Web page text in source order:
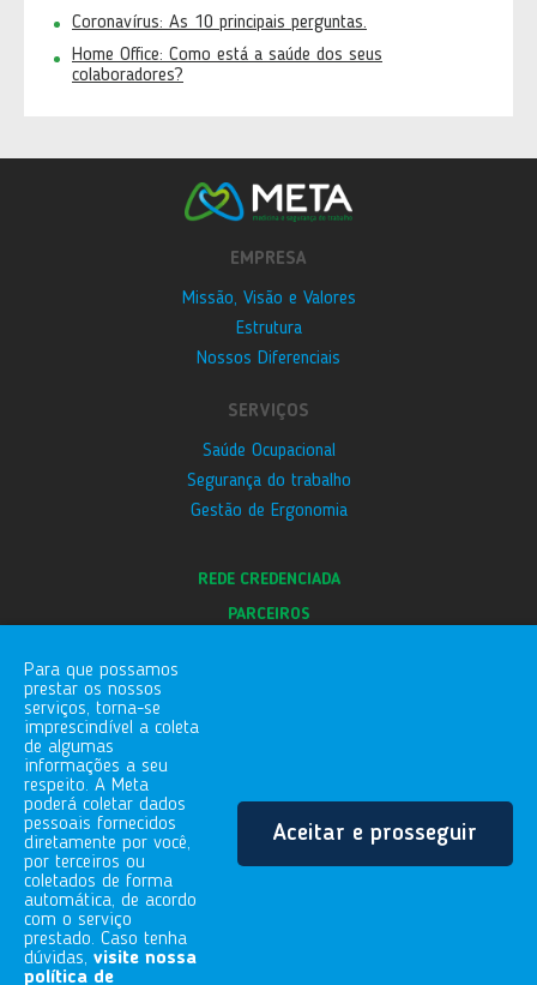
Coronavírus: As 10 principais perguntas.
Home Office: Como está a saúde dos seus
colaboradores?
Para que possamos
prestar os nossos
serviços, torna-se
imprescindível a coleta
de algumas
informações a seu
respeito. A Meta
poderá coletar dados
pessoais fornecidos
diretamente por você,
por terceiros ou
coletados de forma
automática, de acordo
com o serviço
prestado. Caso tenha
dúvidas, visite nossa
política de
Aceitar e prosseguir
EMPRESA
Missão, Visão e Valores
Estrutura
Nossos Diferenciais
SERVIÇOS
Saúde Ocupacional
Segurança do trabalho
Gestão de Ergonomia
REDE CREDENCIADA
PARCEIROS
FALE COM A GENTE
Rua Gaspar Conqueiro, 255
Vila Vitória | Mogi das Cruzes/SP